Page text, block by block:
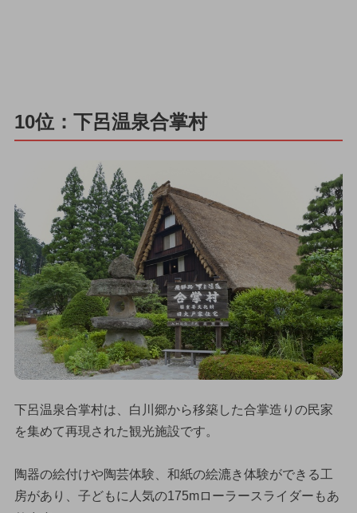
10位：下呂温泉合掌村
下呂温泉合掌村は、白川郷から移築した合掌造りの民家
を集めて再現された観光施設です。
陶器の絵付けや陶芸体験、和紙の絵漉き体験ができる工
房があり、子どもに人気の175mローラースライダーもあ